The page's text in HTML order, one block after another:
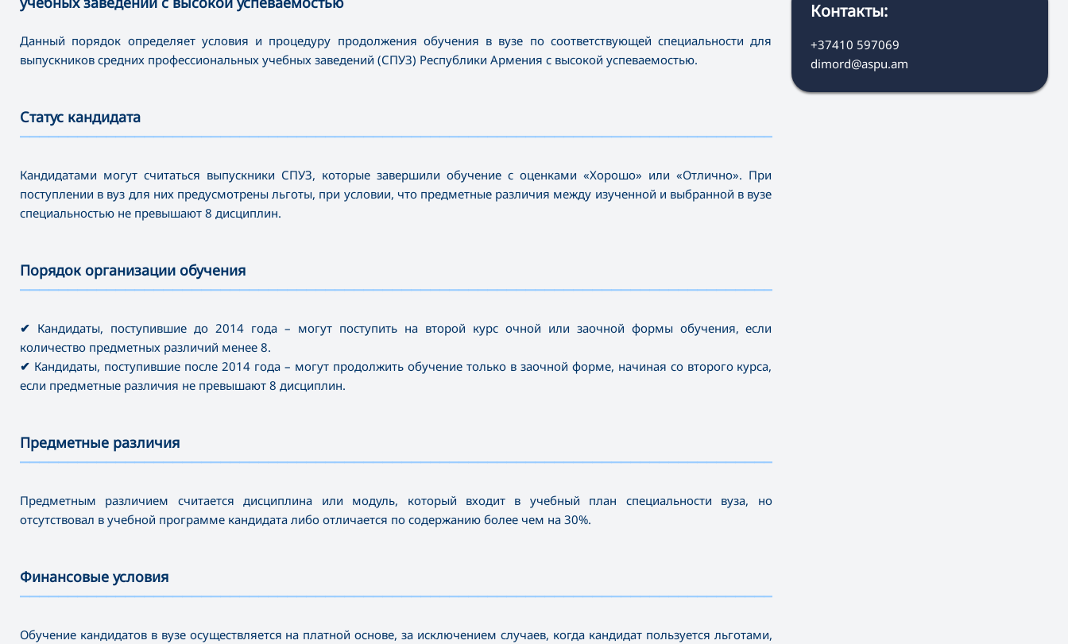
Данный порядок определяет условия и процедуру продолжения обучения в вузе по соответствующей специальности для
выпускников средних профессиональных учебных заведений (СПУЗ) Республики Армения с высокой успеваемостью.
Статус кандидата
————————————————————————————————————————————————————————————————————————————————————
Кандидатами могут считаться выпускники СПУЗ, которые завершили обучение с оценками «Хорошо» или «Отлично». При
поступлении в вуз для них предусмотрены льготы, при условии, что предметные различия между изученной и выбранной в вузе
специальностью не превышают 8 дисциплин.
Порядок организации обучения
————————————————————————————————————————————————————————————————————————————————————
✔ Кандидаты, поступившие до 2014 года – могут поступить на второй курс очной или заочной формы обучения, если
количество предметных различий менее 8.
✔ Кандидаты, поступившие после 2014 года – могут продолжить обучение только в заочной форме, начиная со второго курса,
если предметные различия не превышают 8 дисциплин.
Предметные различия
————————————————————————————————————————————————————————————————————————————————————
Предметным различием считается дисциплина или модуль, который входит в учебный план специальности вуза, но
отсутствовал в учебной программе кандидата либо отличается по содержанию более чем на 30%.
Финансовые условия
————————————————————————————————————————————————————————————————————————————————————
Обучение кандидатов в вузе осуществляется на платной основе, за исключением случаев, когда кандидат пользуется льготами,
Контакты:
+37410 597069
dimord@aspu.am